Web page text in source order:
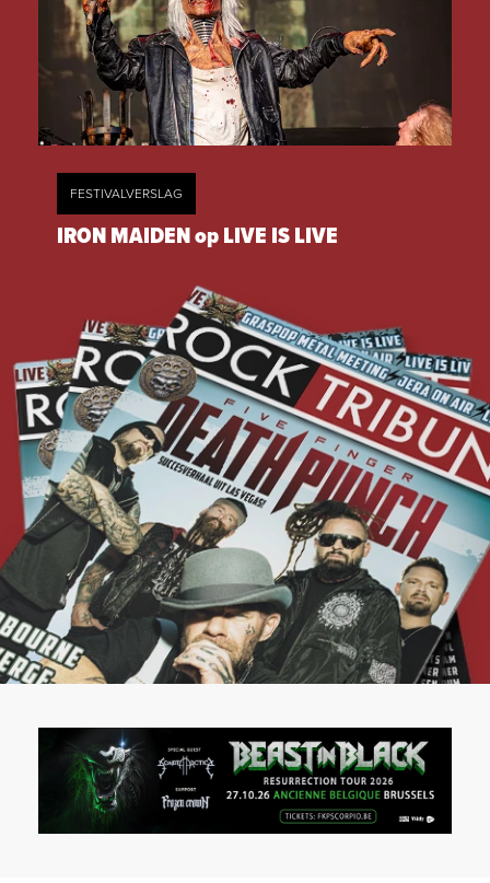
FESTIVALVERSLAG
IRON MAIDEN op LIVE IS LIVE